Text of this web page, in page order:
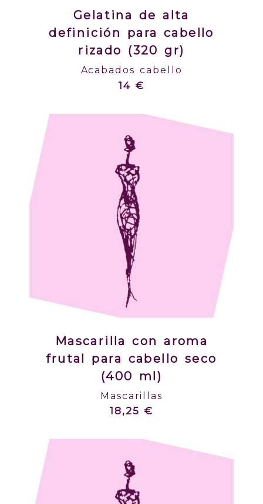
Gelatina de alta
definición para cabello
rizado (320 gr)
Acabados cabello
14 €
Mascarilla con aroma
frutal para cabello seco
(400 ml)
Mascarillas
18,25 €